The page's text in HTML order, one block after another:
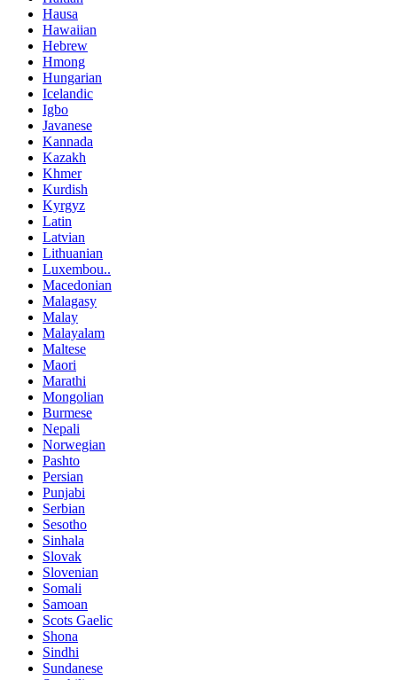
Hausa
Hawaiian
Hebrew
Hmong
Hungarian
Icelandic
Igbo
Javanese
Kannada
Kazakh
Khmer
Kurdish
Kyrgyz
Latin
Latvian
Lithuanian
Luxembou..
Macedonian
Malagasy
Malay
Malayalam
Maltese
Maori
Marathi
Mongolian
Burmese
Nepali
Norwegian
Pashto
Persian
Punjabi
Serbian
Sesotho
Sinhala
Slovak
Slovenian
Somali
Samoan
Scots Gaelic
Shona
Sindhi
Sundanese